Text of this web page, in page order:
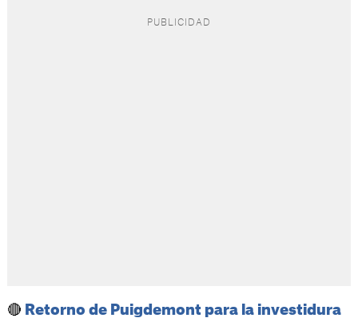
🔴 Retorno de Puigdemont para la investidura